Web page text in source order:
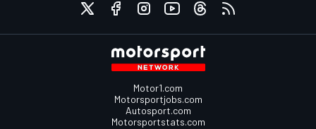
Motor1.com
Motorsportjobs.com
Autosport.com
Motorsportstats.com